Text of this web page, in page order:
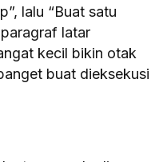
lalu “Buat satu
latar
kecil bikin otak
buat dieksekusi